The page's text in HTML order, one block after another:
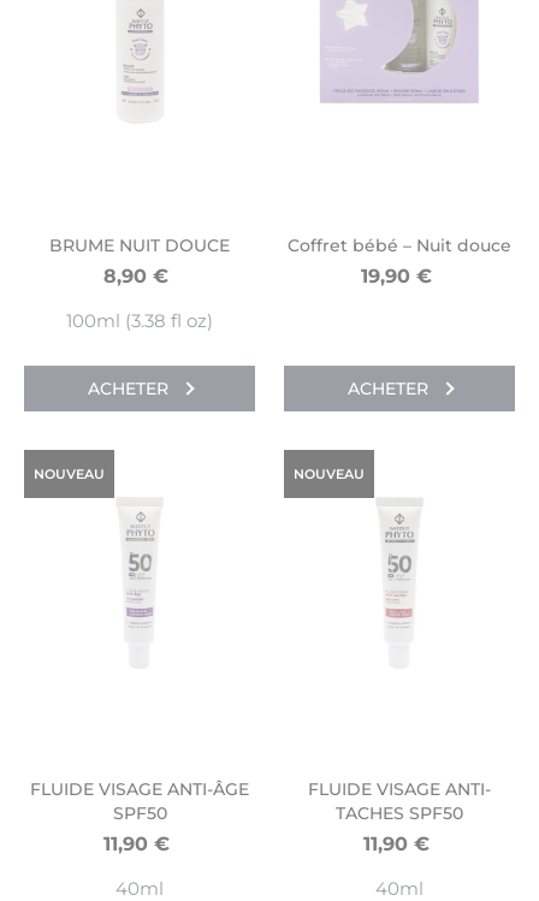
BRUME NUIT DOUCE
8,90 €
100ml (3.38 fl oz)
ACHETER
Coffret bébé – Nuit douce
19,90 €
ACHETER
NOUVEAU
FLUIDE VISAGE ANTI-ÂGE
SPF50
11,90 €
40ml
NOUVEAU
FLUIDE VISAGE ANTI-
TACHES SPF50
11,90 €
40ml